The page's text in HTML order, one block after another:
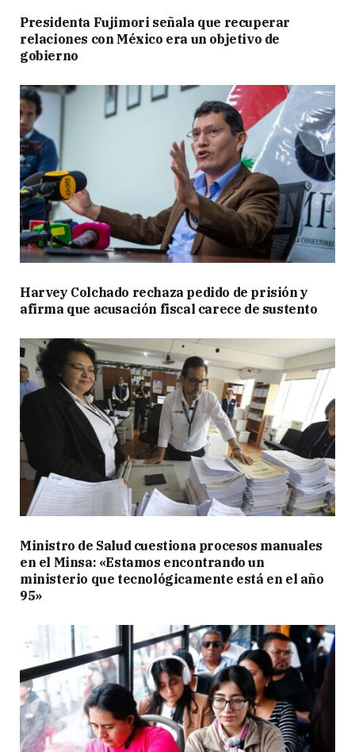
Presidenta Fujimori señala que recuperar
relaciones con México era un objetivo de
gobierno
Harvey Colchado rechaza pedido de prisión y
afirma que acusación fiscal carece de sustento
Ministro de Salud cuestiona procesos manuales
en el Minsa: «Estamos encontrando un
ministerio que tecnológicamente está en el año
95»